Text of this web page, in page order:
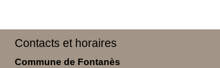
Contacts et horaires
Commune de Fontanès